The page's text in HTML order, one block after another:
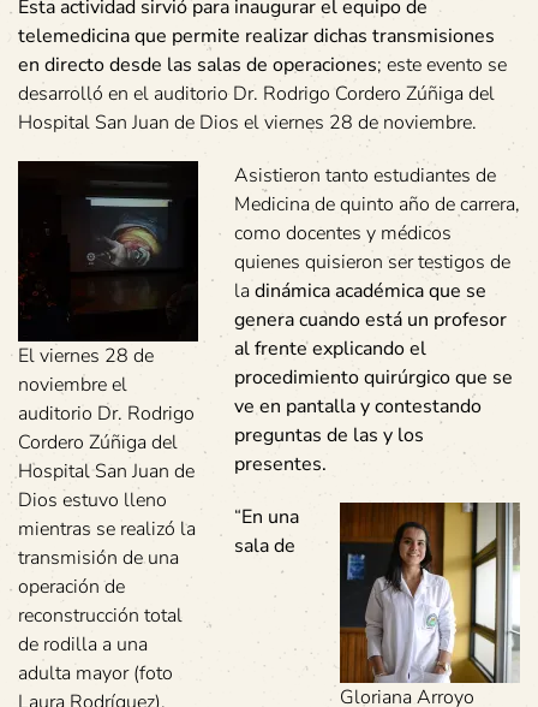
Esta actividad sirvió para inaugurar el equipo de
telemedicina que permite realizar dichas transmisiones
en directo desde las salas de operaciones; este evento se
desarrolló en el auditorio Dr. Rodrigo Cordero Zúñiga del
Hospital San Juan de Dios el viernes 28 de noviembre.
El viernes 28 de
noviembre el
auditorio Dr. Rodrigo
Cordero Zúñiga del
Hospital San Juan de
Dios estuvo lleno
mientras se realizó la
transmisión de una
operación de
reconstrucción total
de rodilla a una
adulta mayor (foto
Asistieron tanto estudiantes de
Medicina de quinto año de carrera,
como docentes y médicos
quienes quisieron ser testigos de
ladinámica académica que se
genera cuando está un profesor
al frente explicando el
procedimiento quirúrgico que se
ve en pantalla y contestando
preguntas de las y los
presentes.
Gloriana Arroyo
“En una
sala de